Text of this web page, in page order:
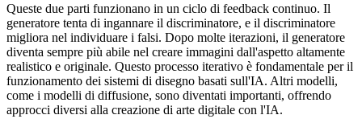
Queste due parti funzionano in un ciclo di feedback continuo. Il
generatore tenta di ingannare il discriminatore, e il discriminatore
migliora nel individuare i falsi. Dopo molte iterazioni, il generatore
diventa sempre più abile nel creare immagini dall'aspetto altamente
realistico e originale. Questo processo iterativo è fondamentale per il
funzionamento dei sistemi di disegno basati sull'IA. Altri modelli,
come i modelli di diffusione, sono diventati importanti, offrendo
approcci diversi alla creazione di arte digitale con l'IA.